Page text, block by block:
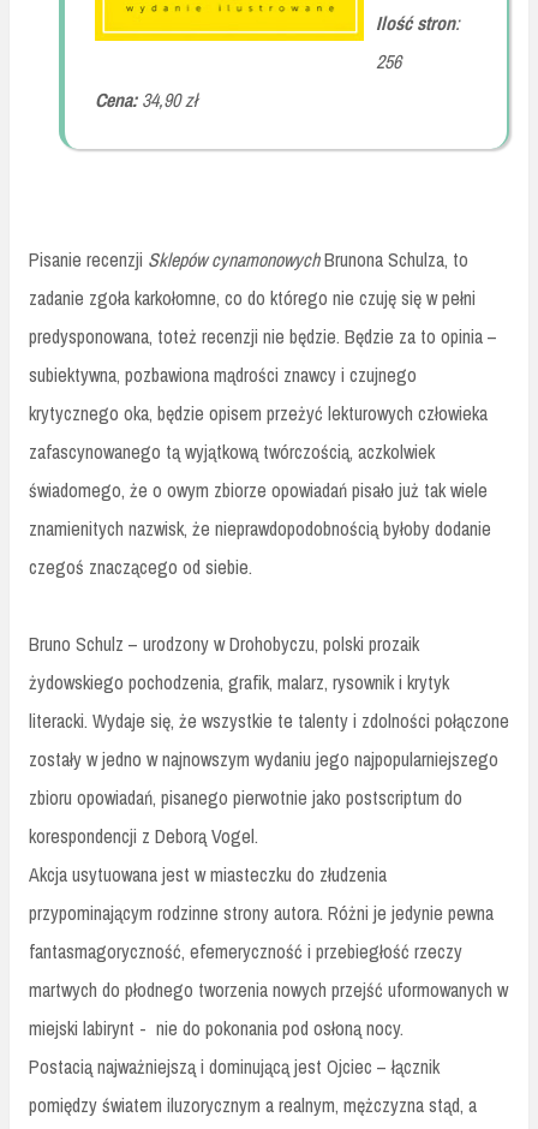
Ilość stron:
256
Cena:34,90 zł
Pisanie recenzji Sklepów cynamonowychBrunona Schulza, to
zadanie zgoła karkołomne, co do którego nie czuję się w pełni
predysponowana, toteż recenzji nie będzie. Będzie za to opinia –
subiektywna, pozbawiona mądrości znawcy i czujnego
krytycznego oka, będzie opisem przeżyć lekturowych człowieka
zafascynowanego tą wyjątkową twórczością, aczkolwiek
świadomego, że o owym zbiorze opowiadań pisało już tak wiele
znamienitych nazwisk, że nieprawdopodobnością byłoby dodanie
czegoś znaczącego od siebie.
Bruno Schulz – urodzony w Drohobyczu, polski prozaik
żydowskiego pochodzenia, grafik, malarz, rysownik i krytyk
literacki. Wydaje się, że wszystkie te talenty i zdolności połączone
zostały w jedno w najnowszym wydaniu jego najpopularniejszego
zbioru opowiadań, pisanego pierwotnie jako postscriptum do
korespondencji z Deborą Vogel.
Akcja usytuowana jest w miasteczku do złudzenia
przypominającym rodzinne strony autora. Różni je jedynie pewna
fantasmagoryczność, efemeryczność i przebiegłość rzeczy
martwych do płodnego tworzenia nowych przejść uformowanych w
miejski labirynt - nie do pokonania pod osłoną nocy.
Postacią najważniejszą i dominującą jest Ojciec – łącznik
pomiędzy światem iluzorycznym a realnym, mężczyzna stąd, a